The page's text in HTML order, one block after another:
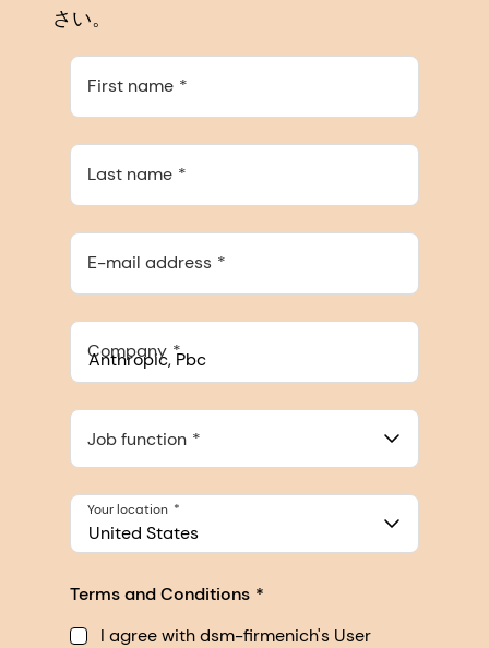
さい。
First name
Last name
E-mail address
Company
548 Market St Pmb 90375, San Francisco, California, US
Job function
United States
Your location
Terms and Conditions
I agree with dsm-firmenich's User